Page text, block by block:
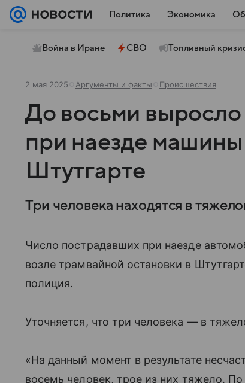
Политика Экономика
Война в Иране СВО Топливный
2 мая 2025 Аргументы и факты Происшествия
До восьми
при наезде
Штутгарте
Три человека находятся в
Число пострадавших при наезде
возле трамвайной остановки в
полиция.
Уточняется, что три человека — в
«На данный момент в результате
восемь человек, трое из них тяжело.